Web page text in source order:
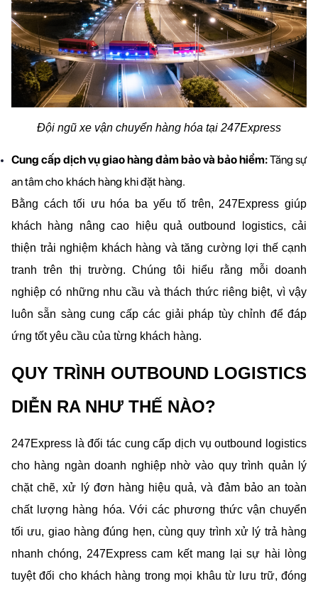
Đội ngũ xe vận chuyển hàng hóa tại 247Express
Cung cấp dịch vụ giao hàng đảm bảo và bảo hiểm: Tăng sự
an tâm cho khách hàng khi đặt hàng.
Bằng cách tối ưu hóa ba yếu tố trên, 247Express giúp
khách hàng nâng cao hiệu quả outbound logistics, cải
thiện trải nghiệm khách hàng và tăng cường lợi thế cạnh
tranh trên thị trường. Chúng tôi hiểu rằng mỗi doanh
nghiệp có những nhu cầu và thách thức riêng biệt, vì vậy
luôn sẵn sàng cung cấp các giải pháp tùy chỉnh để đáp
ứng tốt yêu cầu của từng khách hàng.
QUY TRÌNH OUTBOUND LOGISTICS
DIỄN RA NHƯ THẾ NÀO?
247Express là đối tác cung cấp dịch vụ outbound logistics
cho hàng ngàn doanh nghiệp nhờ vào quy trình quản lý
chặt chẽ, xử lý đơn hàng hiệu quả, và đảm bảo an toàn
chất lượng hàng hóa. Với các phương thức vận chuyển
tối ưu, giao hàng đúng hẹn, cùng quy trình xử lý trả hàng
nhanh chóng, 247Express cam kết mang lại sự hài lòng
tuyệt đối cho khách hàng trong mọi khâu từ lưu trữ, đóng